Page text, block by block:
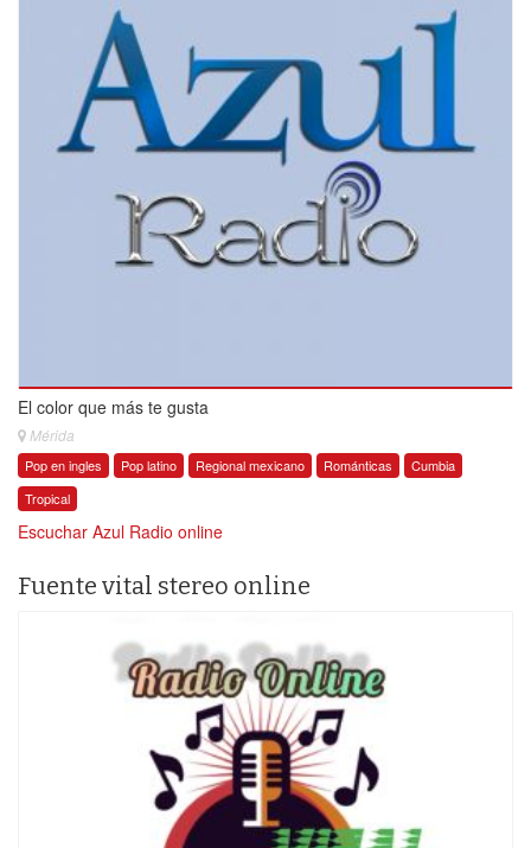
El color que más te gusta
Mérida
Pop en ingles Pop latino Regional mexicano Románticas
Cumbia
Tropical
Escuchar Azul Radio online
Fuente vital stereo online